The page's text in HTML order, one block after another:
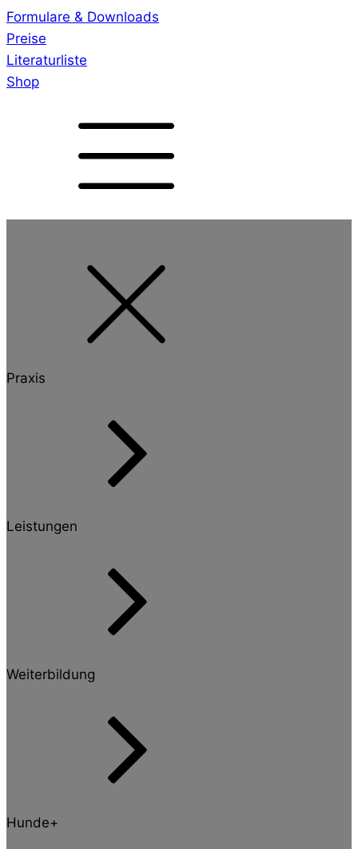
Formulare & Downloads
Preise
Literaturliste
Shop
Praxis
Leistungen
Weiterbildung
Hunde+